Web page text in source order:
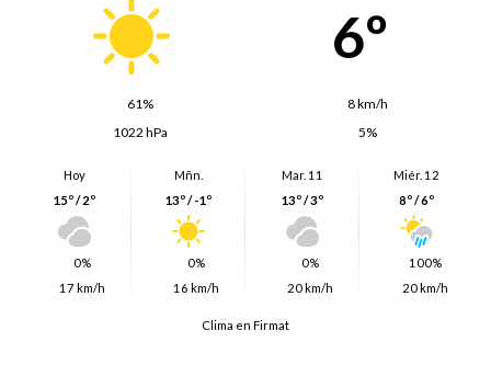
6º
61%
8 km/h
1022 hPa
5%
Hoy
15º / 2º
0%
17 km/h
Mñn.
13º / -1º
0%
16 km/h
Mar. 11
13º / 3º
0%
20 km/h
Miér. 12
8º / 6º
100%
20 km/h
Clima en Firmat